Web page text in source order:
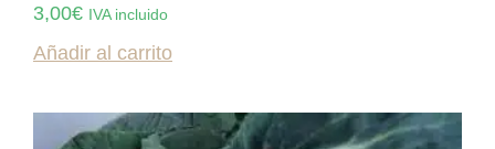
3,00€ IVA incluido
Añadir al carrito